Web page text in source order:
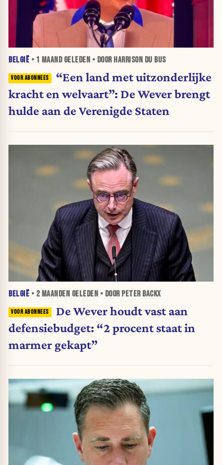
BELGIË • 1 MAANDGELEDEN • DOOR HARRISON DU BUS
“Een land met uitzonderlijke
kracht en welvaart”: De Wever brengt
hulde aan de Verenigde Staten
BELGIË • 2 MAANDEN GELEDEN • DOOR PETER BACKX
De Wever houdt vast aan
defensiebudget: “2 procent staat in
marmer gekapt”